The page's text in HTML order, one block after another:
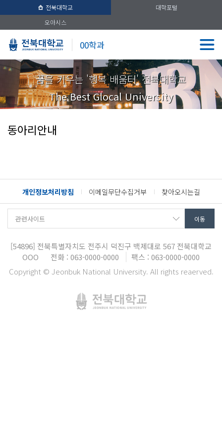
전북대학교
대학포털
오아시스
00학과
꿈을 키우는 '행복 배움터' 전북대학교
The Best Glocal University
동아리안내
개인정보처리방침 이메일무단수집거부 찾아오시는길
[54896] 전북특별자치도 전주시 덕진구 백제대로 567 전북대학교
OOO
전화 : 063-0000-0000
팩스 : 063-0000-0000
Copyright © Jeonbuk National University. All rights reaerved.